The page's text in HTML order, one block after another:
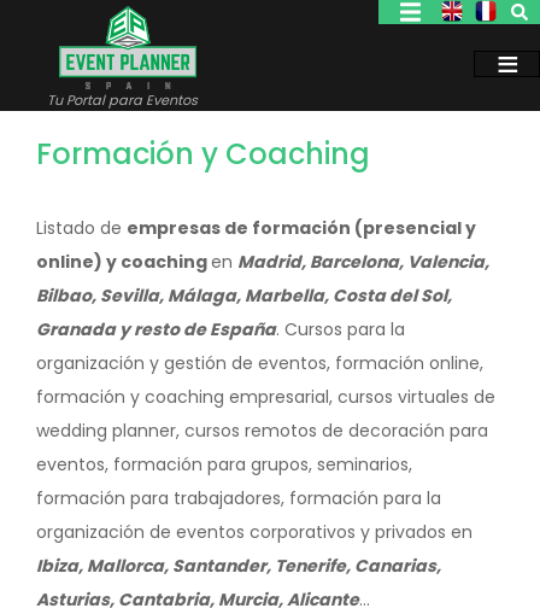
contenido
Tu Portal para Eventos
Formación y Coaching
Listado de empresas de formación (presencial y
online) y coachingen Madrid, Barcelona, Valencia,
Bilbao, Sevilla, Málaga, Marbella, Costa del Sol,
Granada y resto de España. Cursos para la
organización y gestión de eventos, formación online,
formación y coaching empresarial, cursos virtuales de
wedding planner, cursos remotos de decoración para
eventos, formación para grupos, seminarios,
formación para trabajadores, formación para la
organización de eventos corporativos y privados en
Ibiza, Mallorca, Santander, Tenerife, Canarias,
Asturias, Cantabria, Murcia, Alicante...